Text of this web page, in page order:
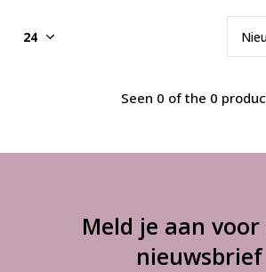
Seen 0 of the 0
Meld je aan voor
nieuwsbrief